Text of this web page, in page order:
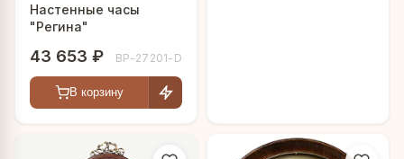
Настенные часы
"Регина"
43 653 ₽ BP-27201-D
В корзину